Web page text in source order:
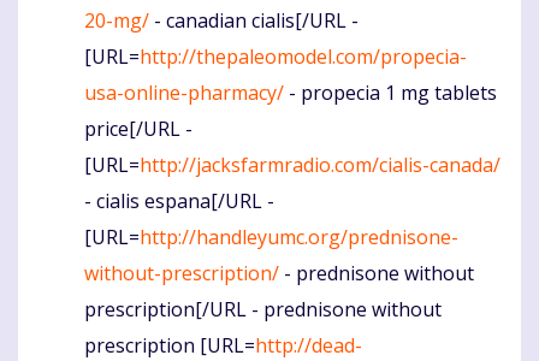
20-mg/ - canadian cialis[/URL -
[URL=http://thepaleomodel.com/propecia-
usa-online-pharmacy/ - propecia 1 mg tablets
price[/URL -
[URL=http://jacksfarmradio.com/cialis-canada/
- cialis espana[/URL -
[URL=http://handleyumc.org/prednisone-
without-prescription/ - prednisone without
prescription[/URL - prednisone without
prescription [URL=http://dead-